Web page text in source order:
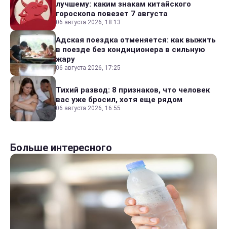
лучшему: каким знакам китайского
гороскопа повезет 7 августа
06 августа 2026, 18:13
Адская поездка отменяется: как выжить
в поезде без кондиционера в сильную
жару
06 августа 2026, 17:25
Тихий развод: 8 признаков, что человек
вас уже бросил, хотя еще рядом
06 августа 2026, 16:55
Больше интересного